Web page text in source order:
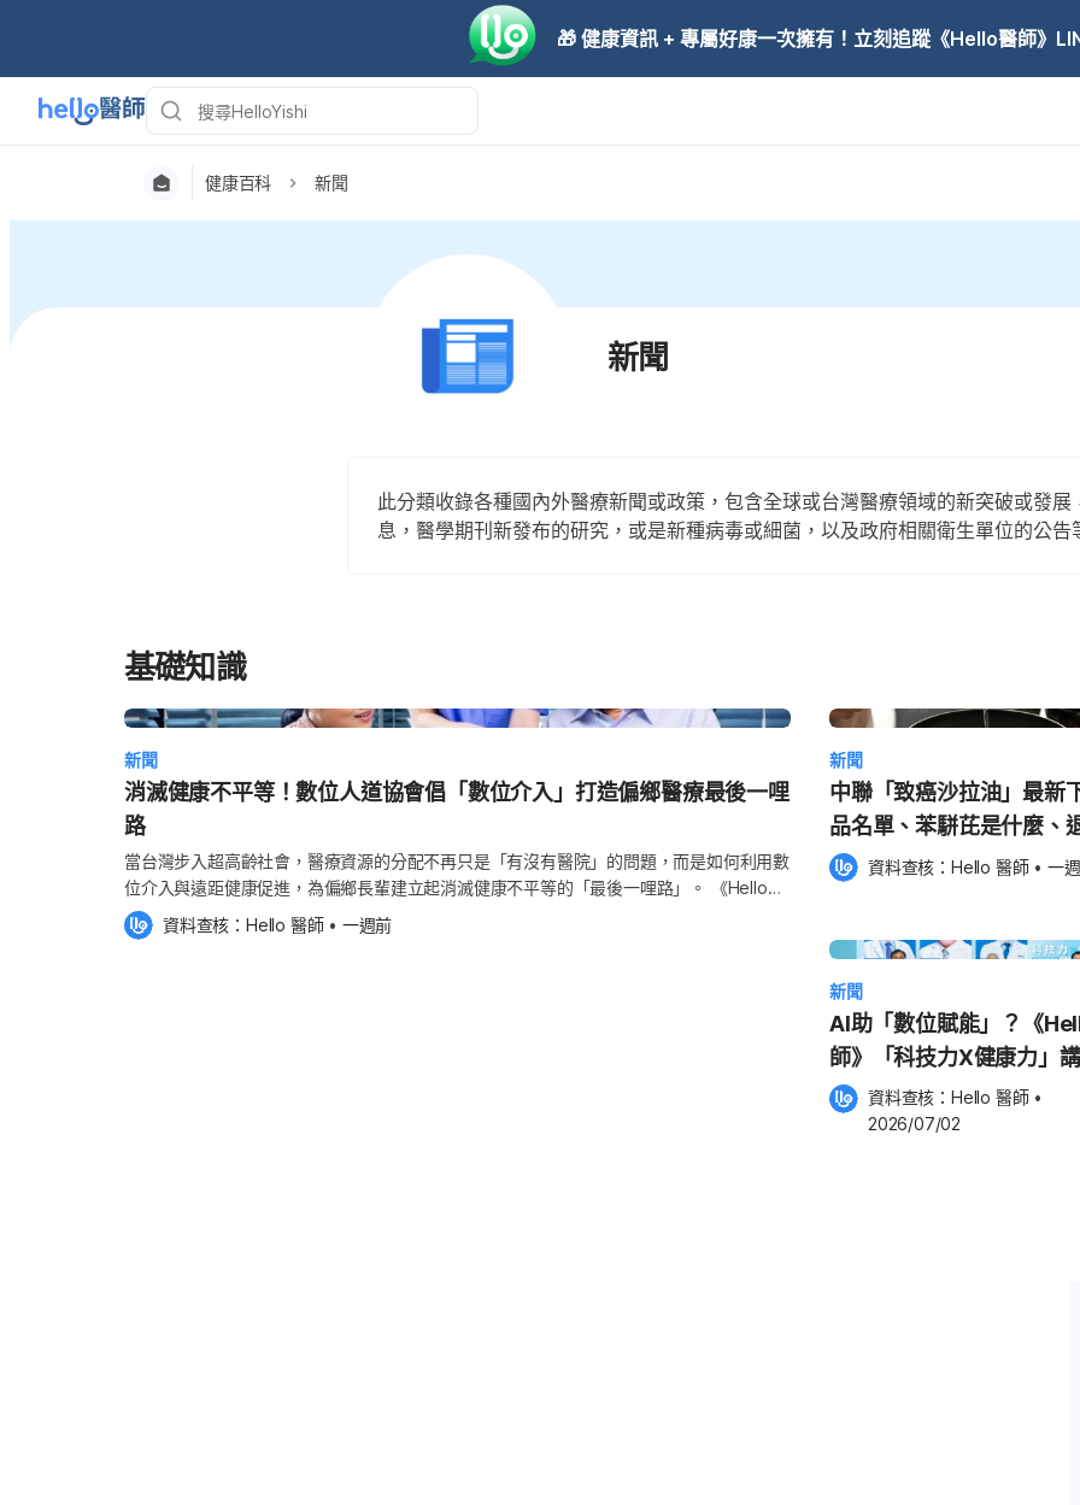
🎁 健康資訊 + 專屬好康一次擁有！立刻追蹤《Hello醫師》
健康百科 新聞
新聞
此分類收錄各種國內外醫療新聞或政策，包含全球或台灣醫療領域的新突破或發展
息，醫學期刊新發布的研究，或是新種病毒或細菌，以及政府相關衛生單位的公告
基礎知識
新聞
消滅健康不平等！數位人道協會倡「數位介入」打造偏鄉醫療最後一哩
路
當台灣步入超高齡社會，醫療資源的分配不再只是「有沒有醫院」的問題，而是如何利用數
位介入與遠距健康促進，為偏鄉長輩建立起消滅健康不平等的「最後一哩路」。 《Hello醫
師》為您專訪數位人道協會創辦人暨執行長潘人豪教授，說明什麼是「健康平權」？如何透
過遠距健康促進的「數位介入」，讓每個長輩都能擁有「被好好照顧的未來」。 什麼是
資料查核： Hello 醫師 • 一週前
新聞
中聯「致癌沙拉油」最新
品名單、苯駢芘是什麼、
收、裁罰金額統整
資料查核： Hello 醫師 • 一
新聞
AI助「數位賦能」？《
師》「科技力X健康力」
3名醫聚焦慢性病全人照護
資料查核： Hello 醫師 •
2026/07/02